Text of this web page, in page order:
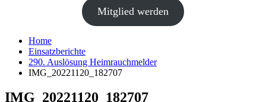
Mitglied werden
Home
Einsatzberichte
290. Auslösung Heimrauchmelder
IMG_20221120_182707
IMG_20221120_182707